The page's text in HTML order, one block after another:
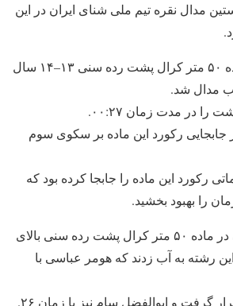
مدال نقره تیم ملی شنای ایران در این
در ادامه غلامی در ماده ۵۰ متر کرال پشت رده سنی ۱۳–۱۴ سال
مدال شد.
بر جابجایی رکورد این ماده بر سکوی سوم
رکورد این ماده را جابجا کرده بود که
را بهبود بخشید.
دو نماینده شنای ایران در ماده ۵۰ متر کرال پشت رده سنی بالای
این رشته به آب زدند که هومر عباسی با